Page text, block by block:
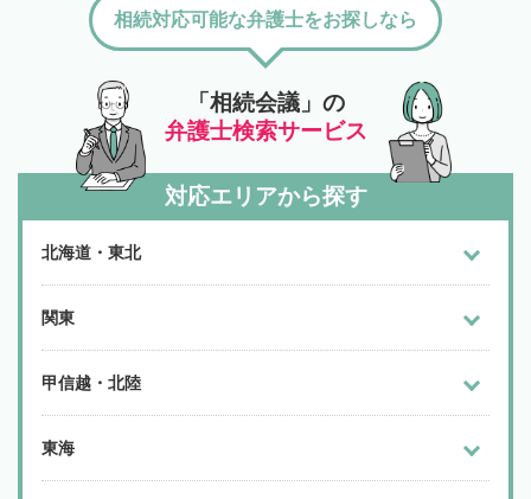
「相続会議」の
弁護士検索サービス
相続対応可能な弁護士をお探しなら
対応エリアから探す
北海道・東北
関東
甲信越・北陸
東海